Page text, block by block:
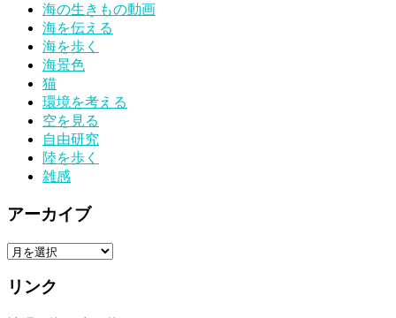
海の生きもの動画
海を伝える
海を歩く
海景色
猫
環境を考える
空を見る
自由研究
陸を歩く
雑感
アーカイブ
ア
カ
リンク